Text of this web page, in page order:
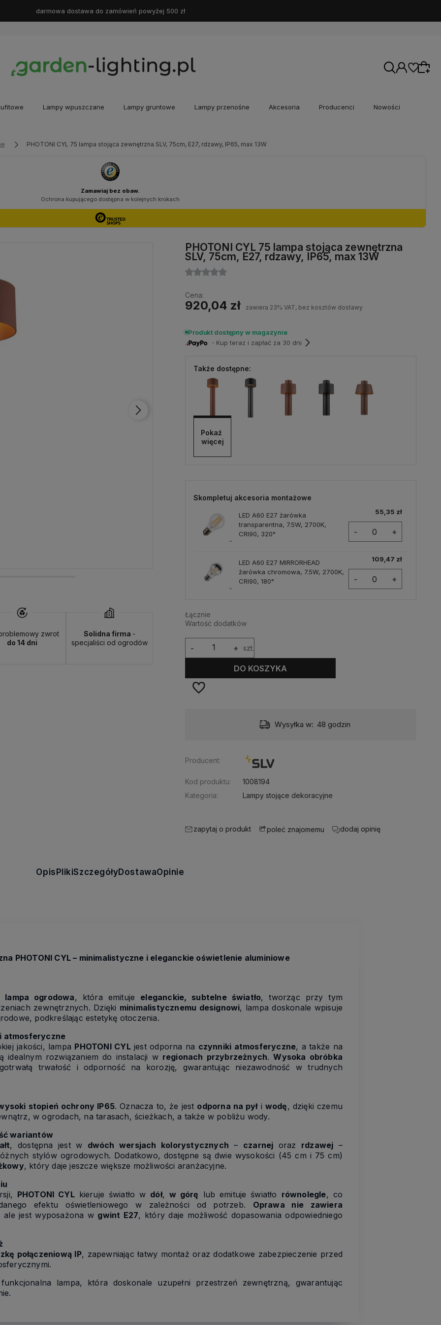
darmowa dostawa do zamówień powyżej 500 zł
Lampy wpuszczane Lampy gruntowe Lampy przenośne Akcesoria Producenci
Nowości
PHOTONI CYL 75 lampa stojąca zewnętrzna SLV, 75cm, E27, rdzawy, IP65, max 13W
zwrot
do 14 dni
Solidna firma -
specjaliści od ogrodów
PHOTONI CYL 75 lampa stojąca zewnętrzna
SLV, 75cm, E27, rdzawy, IP65, max 13W
Cena:
920,04 zł zawiera 23% VAT, bez kosztów dostawy
Produkt dostępny w magazynie
・Kup teraz i zapłać za 30 dni
Także dostępne:
Pokaż
więcej
Skompletuj akcesoria montażowe
LED A60 E27 żarówka
transparentna, 7.5W, 2700K,
CRI90, 320°
55,35 zł
- +
LED A60 E27 MIRRORHEAD
żarówka chromowa, 7.5W, 2700K,
CRI90, 180°
109,47 zł
- +
Łącznie
Wartość dodatków
+
- szt.
DO KOSZYKA
Wysyłka w: 48 godzin
Producent:
Kod produktu:
1008194
Kategoria:
Lampy stojące dekoracyjne
zapytaj o produkt poleć znajomemu dodaj opinię
Opis PlikiSzczegółyDostawaOpinie
PHOTONI CYL – minimalistyczne i eleganckie oświetlenie aluminiowe
lampa ogrodowa, która emituje eleganckie, subtelne światło, tworząc przy tym
zewnętrznych. Dzięki minimalistycznemu designowi, lampa doskonale wpisuje
podkreślając estetykę otoczenia.
atmosferyczne
jakości, lampa PHOTONI CYLjest odporna na czynniki atmosferyczne, a także na
idealnym rozwiązaniem do instalacji w regionach przybrzeżnych.Wysoka obróbka
trwałość i odporność na korozję, gwarantując niezawodność w trudnych
stopień ochrony IP65. Oznacza to, że jest odporna na pyłi wodę, dzięki czemu
w ogrodach, na tarasach, ścieżkach, a także w pobliżu wody.
wariantów
, dostępna jest w dwóch wersjach kolorystycznych – czarnej oraz rdzawej –
stylów ogrodowych. Dodatkowo, dostępne są dwie wysokości (45 cm i 75 cm)
, który daje jeszcze większe możliwości aranżacyjne.
PHOTONI CYLkieruje światło w dół, w górę lub emituje światło równolegle, co
efektu oświetleniowego w zależności od potrzeb. Oprawa nie zawiera
ale jest wyposażona w gwint E27, który daje możliwość dopasowania odpowiedniego
połączeniową IP, zapewniając łatwy montaż oraz dodatkowe zabezpieczenie przed
lampa, która doskonale uzupełni przestrzeń zewnętrzną, gwarantując